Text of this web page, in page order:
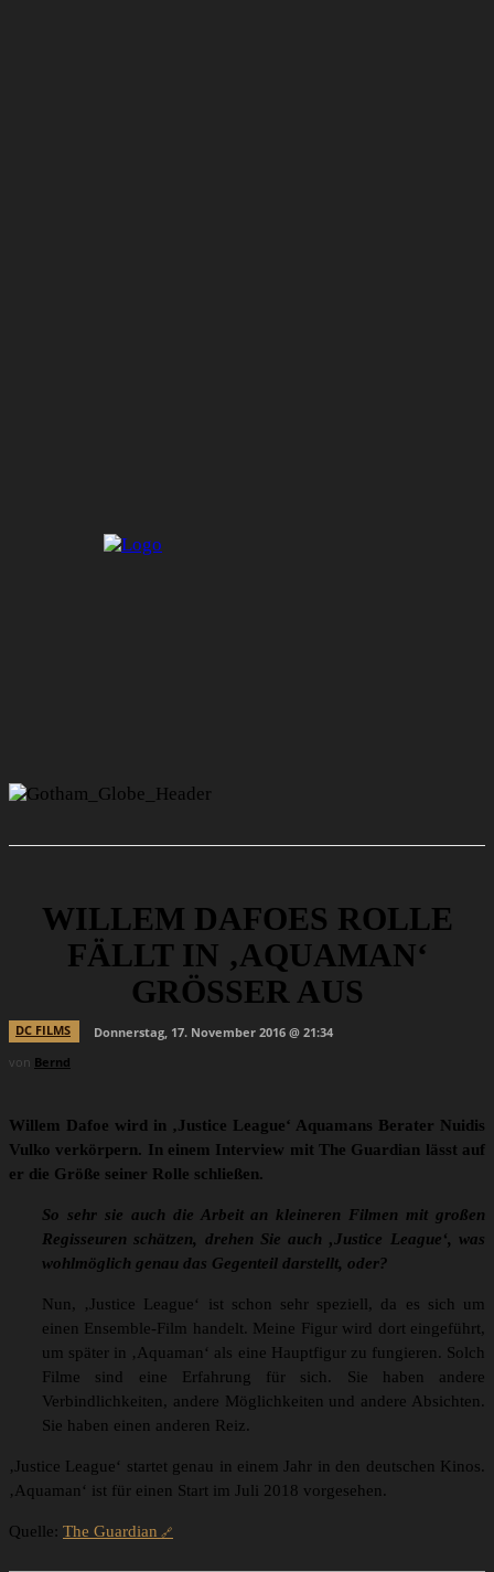
WILLEM DAFOES ROLLE
FÄLLT IN ‚AQUAMAN‘
GRÖSSER AUS
DC FILMS
Donnerstag, 17. November 2016 @ 21:34
von Bernd
Willem Dafoe wird in ‚Justice League‘ Aquamans Berater Nuidis
Vulko verkörpern. In einem Interview mit The Guardian lässt auf
er die Größe seiner Rolle schließen.
So sehr sie auch die Arbeit an kleineren Filmen mit großen
Regisseuren schätzen, drehen Sie auch ‚Justice League‘, was
wohlmöglich genau das Gegenteil darstellt, oder?
Nun, ‚Justice League‘ ist schon sehr speziell, da es sich um
einen Ensemble-Film handelt. Meine Figur wird dort eingeführt,
um später in ‚Aquaman‘ als eine Hauptfigur zu fungieren. Solch
Filme sind eine Erfahrung für sich. Sie haben andere
Verbindlichkeiten, andere Möglichkeiten und andere Absichten.
Sie haben einen anderen Reiz.
‚Justice League‘ startet genau in einem Jahr in den deutschen Kinos.
‚Aquaman‘ ist für einen Start im Juli 2018 vorgesehen.
Quelle: The Guardian